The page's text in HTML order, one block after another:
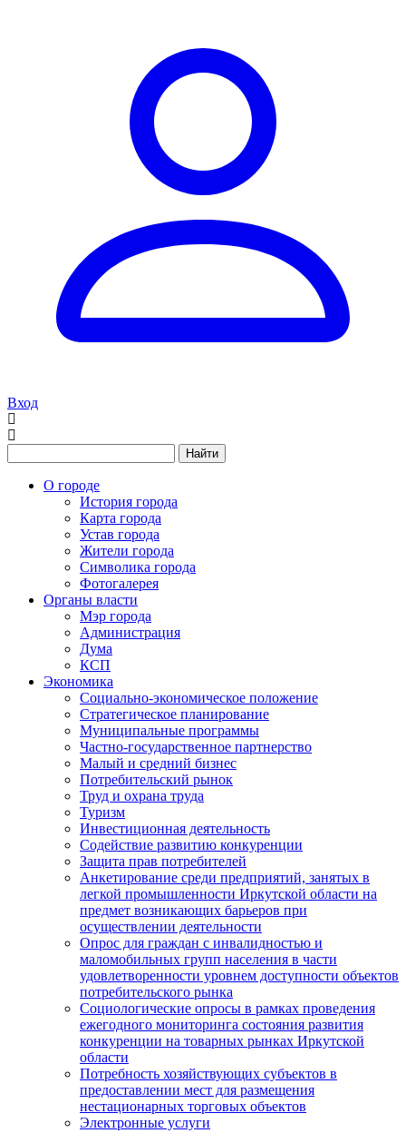
Вход
Найти
О городе
История города
Карта города
Устав города
Жители города
Символика города
Фотогалерея
Органы власти
Мэр города
Администрация
Дума
КСП
Экономика
Социально-экономическое положение
Стратегическое планирование
Муниципальные программы
Частно-государственное партнерство
Малый и средний бизнес
Потребительский рынок
Труд и охрана труда
Туризм
Инвестиционная деятельность
Содействие развитию конкуренции
Защита прав потребителей
Анкетирование среди предприятий, занятых в
легкой промышленности Иркутской области на
предмет возникающих барьеров при
осуществлении деятельности
Опрос для граждан с инвалидностью и
маломобильных групп населения в части
удовлетворенности уровнем доступности объектов
потребительского рынка
Социологические опросы в рамках проведения
ежегодного мониторинга состояния развития
конкуренции на товарных рынках Иркутской
области
Потребность хозяйствующих субъектов в
предоставлении мест для размещения
нестационарных торговых объектов
Электронные услуги